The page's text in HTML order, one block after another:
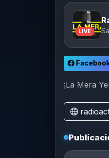
LIVE
¡La Mera